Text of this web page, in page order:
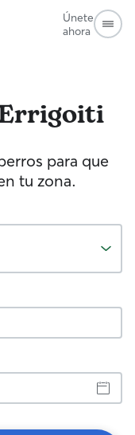
Únete
ahora
para que
tu zona.